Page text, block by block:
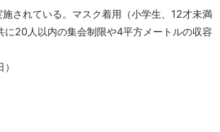
されている。マスク着用（小学生、12才未満
20人以内の集会制限や4平方メートルの収容